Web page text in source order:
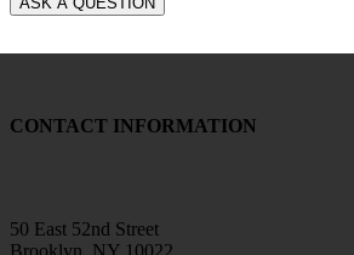
CONTACT INFORMATION
50 East 52nd Street